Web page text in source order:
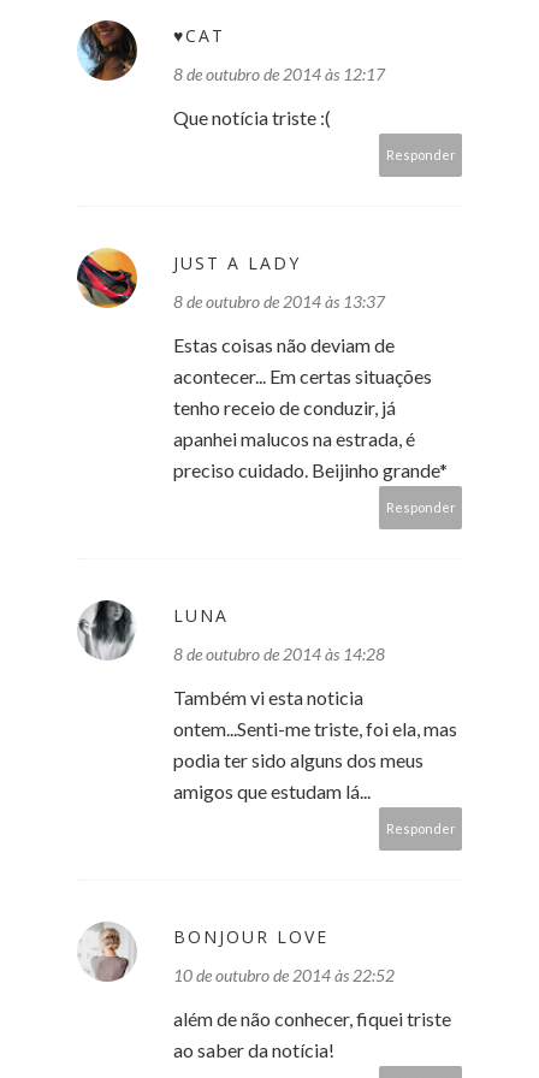
♥CAT
8 de outubro de 2014 às 12:17
Que notícia triste :(
Responder
JUST A LADY
8 de outubro de 2014 às 13:37
Estas coisas não deviam de
acontecer... Em certas situações
tenho receio de conduzir, já
apanhei malucos na estrada, é
preciso cuidado. Beijinho grande*
Responder
LUNA
8 de outubro de 2014 às 14:28
Também vi esta noticia
ontem...Senti-me triste, foi ela, mas
podia ter sido alguns dos meus
amigos que estudam lá...
Responder
BONJOUR LOVE
10 de outubro de 2014 às 22:52
além de não conhecer, fiquei triste
ao saber da notícia!